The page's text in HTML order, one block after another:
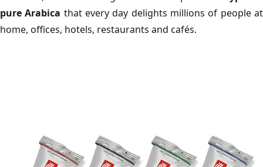
pure Arabica that every day delights millions of people at
home, offices, hotels, restaurants and cafés.